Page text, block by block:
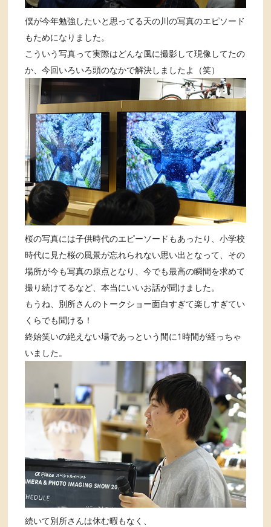
僕が今年勉強したいと思ってる天の川の写真のエピソード
もためになりました。
こういう写真って実際はどんな風に撮影して現像してたの
か、今回いろいろ頭のなかで解決しましたよ（笑）
桜の写真には子供時代のエピーソードもあったり、小学校
時代に見た桜の風景が忘れられない思い出となって、その
場所が今も写真の原点となり、今でも最高の瞬間を求めて
撮り続けてるなど、本当にいいお話が聞けました。
もうね、別所さんのトークショー面白すぎて楽しすぎてい
くらでも聞ける！
終始笑いの絶えない場であっという間に1時間が経っちゃ
いました。
続いて別所さんは休む暇もなく、